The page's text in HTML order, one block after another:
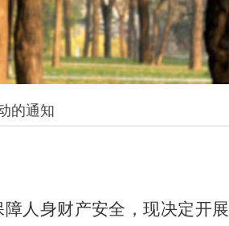
的通知
人身财产安全，现决定开展